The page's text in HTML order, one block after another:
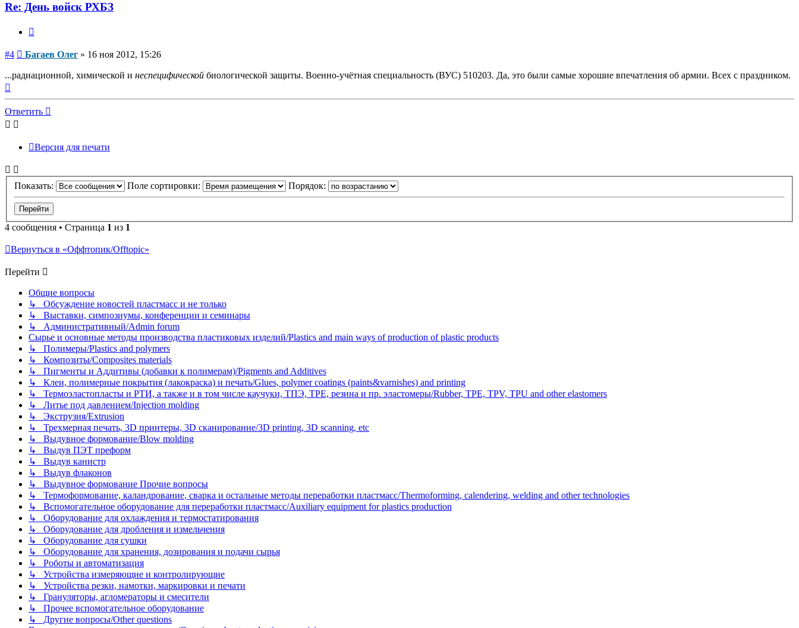
Re: День войск РХБЗ
#4 Сообщение
Багаев Олег » 16 ноя 2012, 15:26
...радиационной, химической и неспецифической биологической защиты. Военно-учётная специальность (ВУС) 510203. Да, это были самые хорошие впечатления об армии. Всех с праздником.
началу
Ответить
Версия для печати
Показать: Поле сортировки: Порядок:
4 сообщения • Страница 1 из 1
Вернуться в «Оффтопик/Offtopic»
Перейти
Общие вопросы
↳ Обсуждение новостей пластмасс и не только
↳ Выставки, симпозиумы, конференции и семинары
↳ Административный/Admin forum
Сырье и основные методы производства пластиковых изделий/Plastics and main ways of production of plastic products
↳ Полимеры/Plastics and polymers
↳ Композиты/Сomposites materials
↳ Пигменты и Аддитивы (добавки к полимерам)/Pigments and Additives
↳ Клеи, полимерные покрытия (лакокраска) и печать/Glues, polymer coatings (paints&varnishes) and printing
↳ Термоэластопласты и РТИ, а также и в том числе каучуки, ТПЭ, TPE, резина и пр. эластомеры/Rubber, TPE, TPV, TPU and other elastomers
↳ Литье под давлением/Injection molding
↳ Экструзия/Extrusion
↳ Трехмерная печать, 3D принтеры, 3D сканирование/3D printing, 3D scanning, etc
↳ Выдувное формование/Blow molding
↳ Выдув ПЭТ преформ
↳ Выдув канистр
↳ Выдув флаконов
↳ Выдувное формование Прочие вопросы
↳ Термоформование, каландрование, сварка и остальные методы переработки пластмасс/Thermoforming, calendering, welding and other technologies
↳ Вспомогательное оборудование для переработки пластмасс/Auxiliary equipment for plastics production
↳ Оборудование для охлаждения и термостатирования
↳ Оборудование для дробления и измельчения
↳ Оборудование для сушки
↳ Оборудование для хранения, дозирования и подачи сырья
↳ Роботы и автоматизация
↳ Устройства измеряющие и контролирующие
↳ Устройства резки, намотки, маркировки и печати
↳ Грануляторы, агломераторы и смесители
↳ Прочее вспомогательное оборудование
↳ Другие вопросы/Other questions